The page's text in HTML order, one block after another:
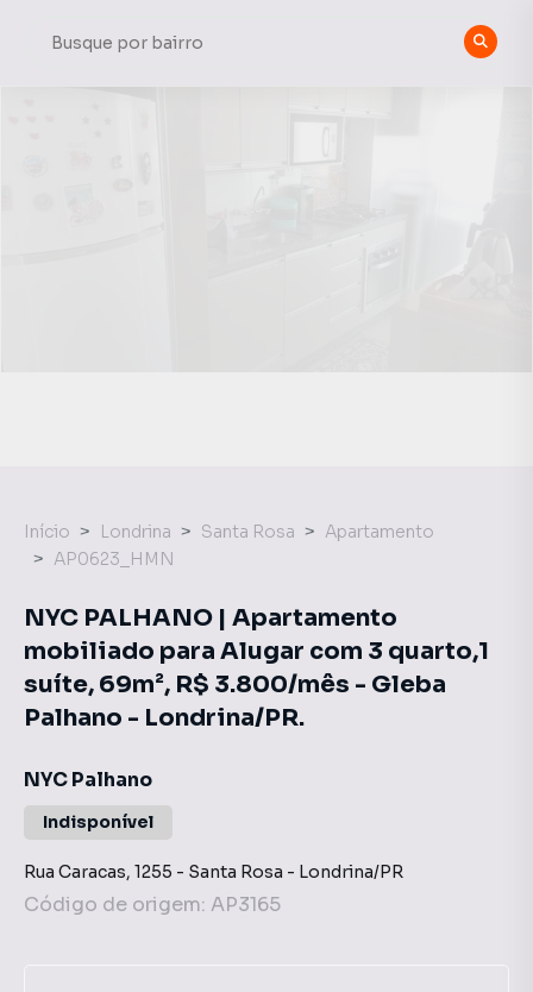
Início Londrina Santa Rosa
Apartamento
AP0623_HMN
NYC PALHANO | Apartamento
mobiliado para Alugar com 3 quarto,1
suíte, 69m², R$ 3.800/mês - Gleba
Palhano - Londrina/PR.
NYC Palhano
Indisponível
Rua Caracas, 1255 - Santa Rosa - Londrina/PR
Código de origem: AP3165